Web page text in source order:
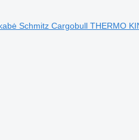
Schmitz Cargobull THERMO